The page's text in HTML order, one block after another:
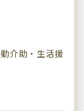
介助・生活援